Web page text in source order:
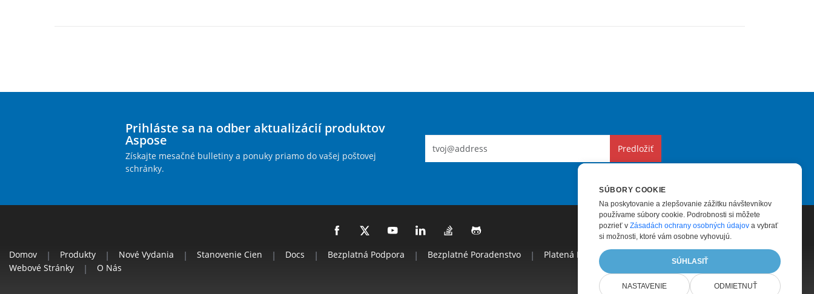
Prihláste sa na odber aktualizácií produktov
Aspose
Získajte mesačné bulletiny a ponuky priamo do vašej poštovej
schránky.
Predložiť
Domov | Produkty | Nové Vydania | Stanovenie Cien | Docs | Bezplatná Podpora | Bezplatné Poradenstvo | Platená Podpora Platené Poradenstvo
Webové Stránky | O Nás
SÚBORY COOKIE
Na poskytovanie a zlepšovanie zážitku návštevníkov
používame súbory cookie. Podrobnosti si môžete
pozrieť v Zásadách ochrany osobných údajov a vybrať
si možnosti, ktoré vám osobne vyhovujú.
SÚHLASIŤ
NASTAVENIE ODMIETNUŤ